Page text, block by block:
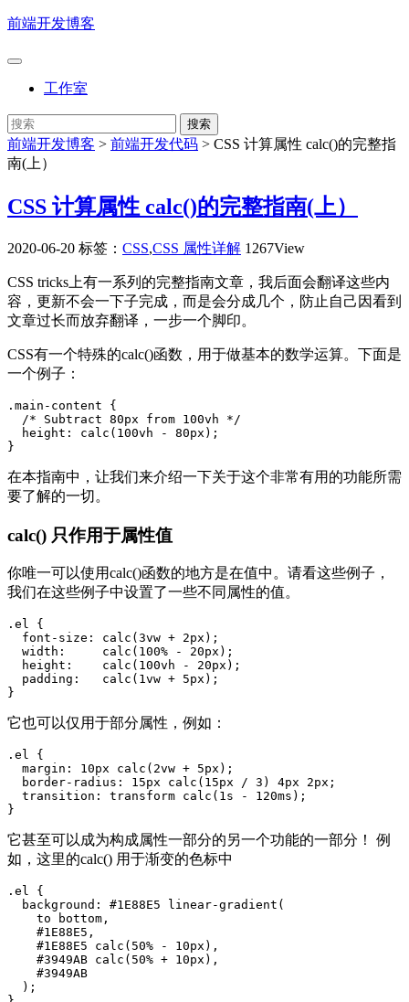
前端开发博客
工作室
前端开发博客 > 前端开发代码 > CSS 计算属性 calc()的完整指
南(上）
CSS 计算属性 calc()的完整指南(上）
2020-06-20 标签： CSS,CSS 属性详解 1267View
CSS tricks上有一系列的完整指南文章，我后面会翻译这些内
容，更新不会一下子完成，而是会分成几个，防止自己因看到
文章过长而放弃翻译，一步一个脚印。
CSS有一个特殊的calc()函数，用于做基本的数学运算。下面是
一个例子：
.main-content {
  /* Subtract 80px from 100vh */
  height: calc(100vh - 80px);
}
在本指南中，让我们来介绍一下关于这个非常有用的功能所需
要了解的一切。
calc() 只作用于属性值
你唯一可以使用calc()函数的地方是在值中。请看这些例子，
我们在这些例子中设置了一些不同属性的值。
.el {
  font-size: calc(3vw + 2px);
  width:     calc(100% - 20px);
  height:    calc(100vh - 20px);
  padding:   calc(1vw + 5px);
}
它也可以仅用于部分属性，例如：
.el {
  margin: 10px calc(2vw + 5px);
  border-radius: 15px calc(15px / 3) 4px 2px;
  transition: transform calc(1s - 120ms);
}
它甚至可以成为构成属性一部分的另一个功能的一部分！ 例
如，这里的calc() 用于渐变的色标中
.el {
  background: #1E88E5 linear-gradient(
    to bottom,
    #1E88E5,
    #1E88E5 calc(50% - 10px),
    #3949AB calc(50% + 10px),
    #3949AB
  );